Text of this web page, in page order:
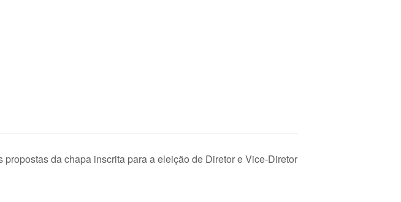
propostas da chapa inscrita para a eleição de Diretor e Vice-Diretor